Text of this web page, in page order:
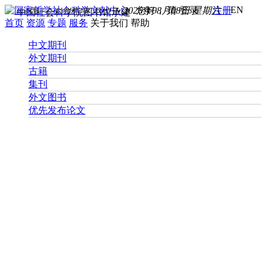
您好， 请登录 注册EN
2026年08月08日 星期六
中国社会科学院图书馆承建
首页 资源 专题 服务 关于我们 帮助
中文期刊
外文期刊
古籍
集刊
外文图书
优先发布论文